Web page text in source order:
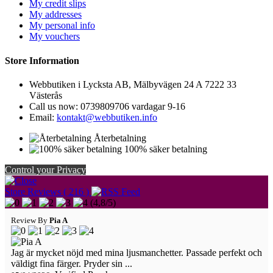
My credit slips
My addresses
My personal info
My vouchers
Store Information
Webbutiken i Lycksta AB, Mälbyvägen 24 A 7222 33
Västerås
Call us now: 0739809706 vardagar 9-16
Email: kontakt@webbutiken.info
Återbetalning
100% säker betalning
Control your Privacy
Store Reviews ( 216 )
(4,8/5)
Review By Pia A
Jag är mycket nöjd med mina ljusmanchetter. Passade perfekt och
väldigt fina färger. Pryder sin ...